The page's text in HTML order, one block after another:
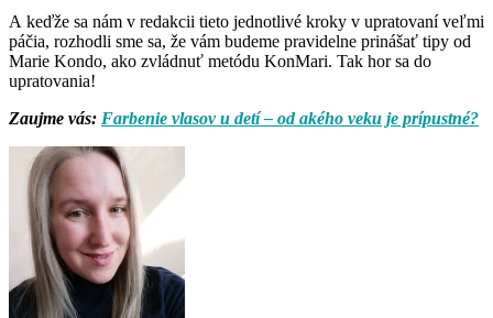
A keďže sa nám v redakcii tieto jednotlivé kroky v upratovaní veľmi
páčia, rozhodli sme sa, že vám budeme pravidelne prinášať tipy od
Marie Kondo, ako zvládnuť metódu KonMari. Tak hor sa do
upratovania!
Zaujme vás: Farbenie vlasov u detí – od akého veku je prípustné?